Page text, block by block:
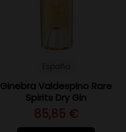
Ginebra Valdespino Rare
Spirits Dry Gin
85,85 €